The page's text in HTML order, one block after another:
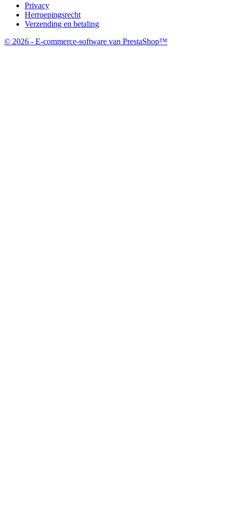
Privacy
Herroepingsrecht
Verzending en betaling
© 2026 - E-commerce-software van PrestaShop™